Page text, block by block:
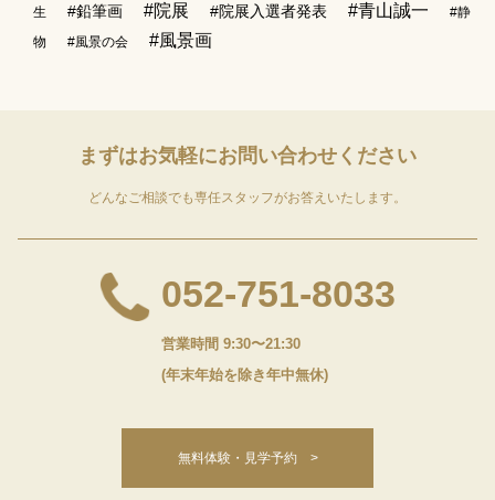
生
#鉛筆画 #院展 #院展入選者発表 #青山誠一
#静
物
#風景の会 #風景画
まずはお気軽にお問い合わせください
どんなご相談でも専任スタッフがお答えいたします。
052-751-8033
営業時間 9:30〜21:30
(年末年始を除き年中無休)
無料体験・見学予約 >